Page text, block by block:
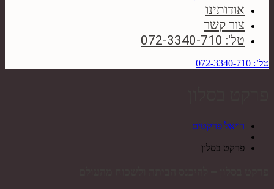
אודותינו
צור קשר
טל': 072-3340-710
טל’: 072-3340-710
רויאל פרקטים
פרקט בסלון